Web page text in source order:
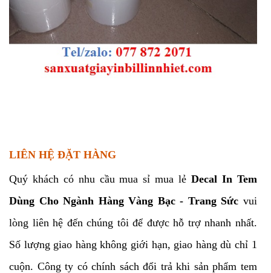
LIÊN HỆ ĐẶT HÀNG
Quý khách có nhu cầu mua sỉ mua lẻ Decal In Tem
Dùng Cho Ngành Hàng Vàng Bạc - Trang Sức vui
lòng liên hệ đến chúng tôi để được hỗ trợ nhanh nhất.
Số lượng giao hàng không giới hạn, giao hàng dù chỉ 1
cuộn. Công ty có chính sách đổi trả khi sản phẩm tem